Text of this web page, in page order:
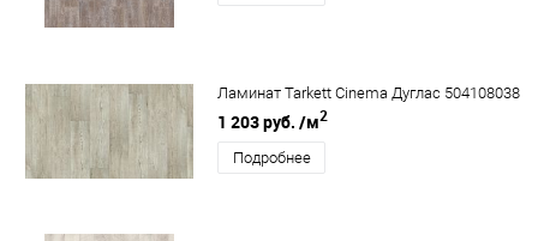
Ламинат Tarkett Cinema Дуглас 504108038
1 203 руб. /м2
Подробнее